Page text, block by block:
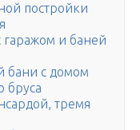
постройки
и баней
бани с домом
бруса
тремя